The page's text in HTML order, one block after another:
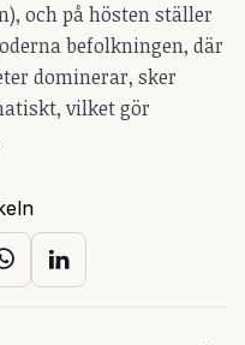
och på hösten ställer
befolkningen, där
dominerar, sker
vilket gör